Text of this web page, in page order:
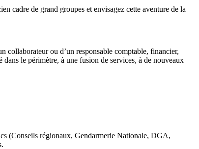
cadre de grand groupes et envisagez cette aventure de la
collaborateur ou d’un responsable comptable, financier,
le périmètre, à une fusion de services, à de nouveaux
(Conseils régionaux, Gendarmerie Nationale, DGA,